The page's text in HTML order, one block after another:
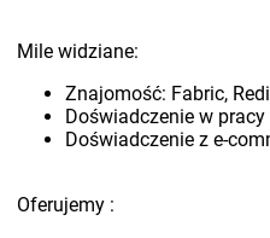
Mile widziane:
Znajomość: Fabric,
Doświadczenie w pracy
Doświadczenie z e-
Oferujemy :